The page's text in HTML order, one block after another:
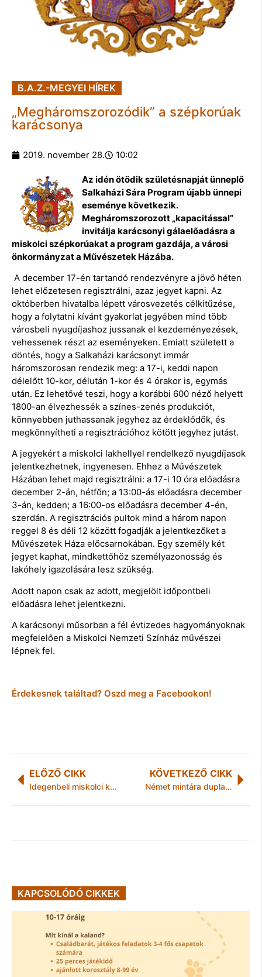
B.A.Z.-MEGYEI HÍREK
„Megháromszorozódik” a szépkorúak
karácsonya
2019. november 28. 10:02
Az idén ötödik születésnapját ünneplő
Salkaházi Sára Program újabb ünnepi
eseménye következik.
Megháromszorozott „kapacitással”
invitálja karácsonyi gálaelőadásra a
miskolci szépkorúakat a program gazdája, a városi
önkormányzat a Művészetek Házába.
A december 17-én tartandó rendezvényre a jövő héten
lehet előzetesen regisztrálni, azaz jegyet kapni. Az
októberben hivatalba lépett városvezetés célkitűzése,
hogy a folytatni kívánt gyakorlat jegyében mind több
városbeli nyugdíjashoz jussanak el kezdeményezések,
vehessenek részt az eseményeken. Emiatt született a
döntés, hogy a Salkaházi karácsonyt immár
háromszorosan rendezik meg: a 17-i, keddi napon
délelőtt 10-kor, délután 1-kor és 4 órakor is, egymás
után. Ez lehetővé teszi, hogy a korábbi 600 néző helyett
1800-an élvezhessék a színes-zenés produkciót,
könnyebben juthassanak jegyhez az érdeklődők, és
megkönnyítheti a regisztrációhoz kötött jegyhez jutást.
A jegyekért a miskolci lakhellyel rendelkező nyugdíjasok
jelentkezhetnek, ingyenesen. Ehhez a Művészetek
Házában lehet majd regisztrálni: a 17-i 10 óra előadásra
december 2-án, hétfőn; a 13:00-ás előadásra december
3-án, kedden; a 16:00-os előadásra december 4-én,
szerdán. A regisztrációs pultok mind a három napon
reggel 8 és déli 12 között fogadják a jelentkezőket a
Művészetek Háza előcsarnokában. Egy személy két
jegyet kaphat, mindkettőhöz személyazonosság és
lakóhely igazolására lesz szükség.
Adott napon csak az adott, megjelölt időpontbeli
előadásra lehet jelentkezni.
A karácsonyi műsorban a fél évtizedes hagyományoknak
megfelelően a Miskolci Nemzeti Színház művészei
lépnek fel.
Érdekesnek találtad? Oszd meg a Facebookon!
ELŐZŐ CIKK
Idegenbeli miskolci kupabravúr!
KÖVETKEZŐ CIKK
Német mintára dupla annyian vonatoznának Magyarországon
KAPCSOLÓDÓ CIKKEK